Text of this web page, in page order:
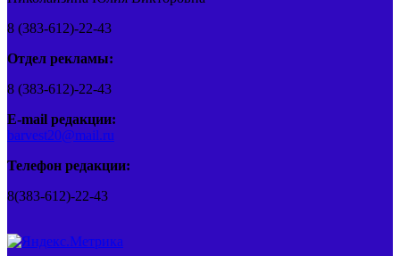
8 (383-612)-22-43
Отдел рекламы:
8 (383-612)-22-43
E-mail редакции:
barvest20@mail.ru
Телефон редакции:
8(383-612)-22-43